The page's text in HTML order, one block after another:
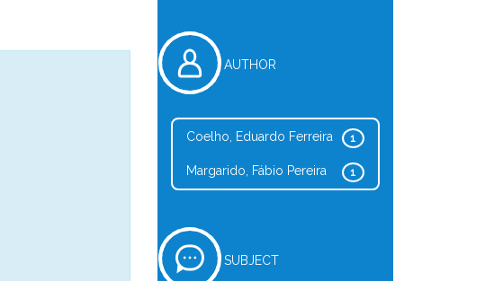
AUTHOR
1
Coelho, Eduardo Ferreira
1
Margarido, Fábio Pereira
SUBJECT